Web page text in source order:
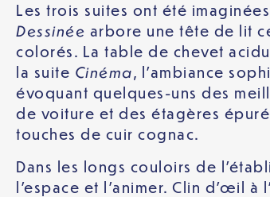
Les trois suites ont été
Dessinée arbore une tête de lit
colorés. La table de chevet
la suite Cinéma, l’ambiance
évoquant quelques-uns des
de voiture et des étagères
touches de cuir cognac.
Dans les longs couloirs de
l’espace et l’animer. Clin d’œil